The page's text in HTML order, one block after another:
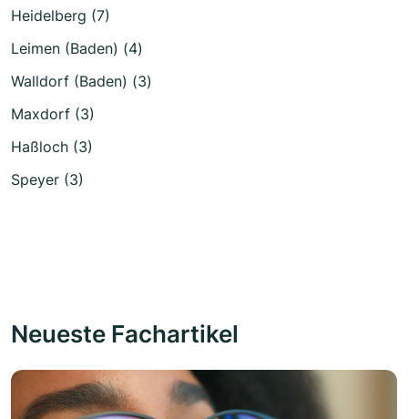
Heidelberg (7)
Leimen (Baden) (4)
Walldorf (Baden) (3)
Maxdorf (3)
Haßloch (3)
Speyer (3)
Neueste Fachartikel